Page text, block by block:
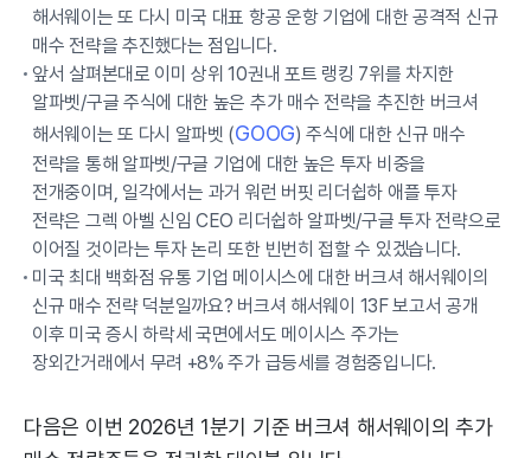
해서웨이는 또 다시 미국 대표 항공 운항 기업에 대한 공격적 신규
매수 전략을 추진했다는 점입니다.
앞서 살펴본대로 이미 상위 10권내 포트 랭킹 7위를 차지한
알파벳/구글 주식에 대한 높은 추가 매수 전략을 추진한 버크셔
해서웨이는 또 다시 알파벳 (GOOG) 주식에 대한 신규 매수
전략을 통해 알파벳/구글 기업에 대한 높은 투자 비중을
전개중이며, 일각에서는 과거 워런 버핏 리더쉽하 애플 투자
전략은 그렉 아벨 신임 CEO 리더쉽하 알파벳/구글 투자 전략으로
이어질 것이라는 투자 논리 또한 빈번히 접할 수 있겠습니다.
미국 최대 백화점 유통 기업 메이시스에 대한 버크셔 해서웨이의
신규 매수 전략 덕분일까요? 버크셔 해서웨이 13F 보고서 공개
이후 미국 증시 하락세 국면에서도 메이시스 주가는
장외간거래에서 무려 +8% 주가 급등세를 경험중입니다.
다음은 이번 2026년 1분기 기준 버크셔 해서웨이의 추가